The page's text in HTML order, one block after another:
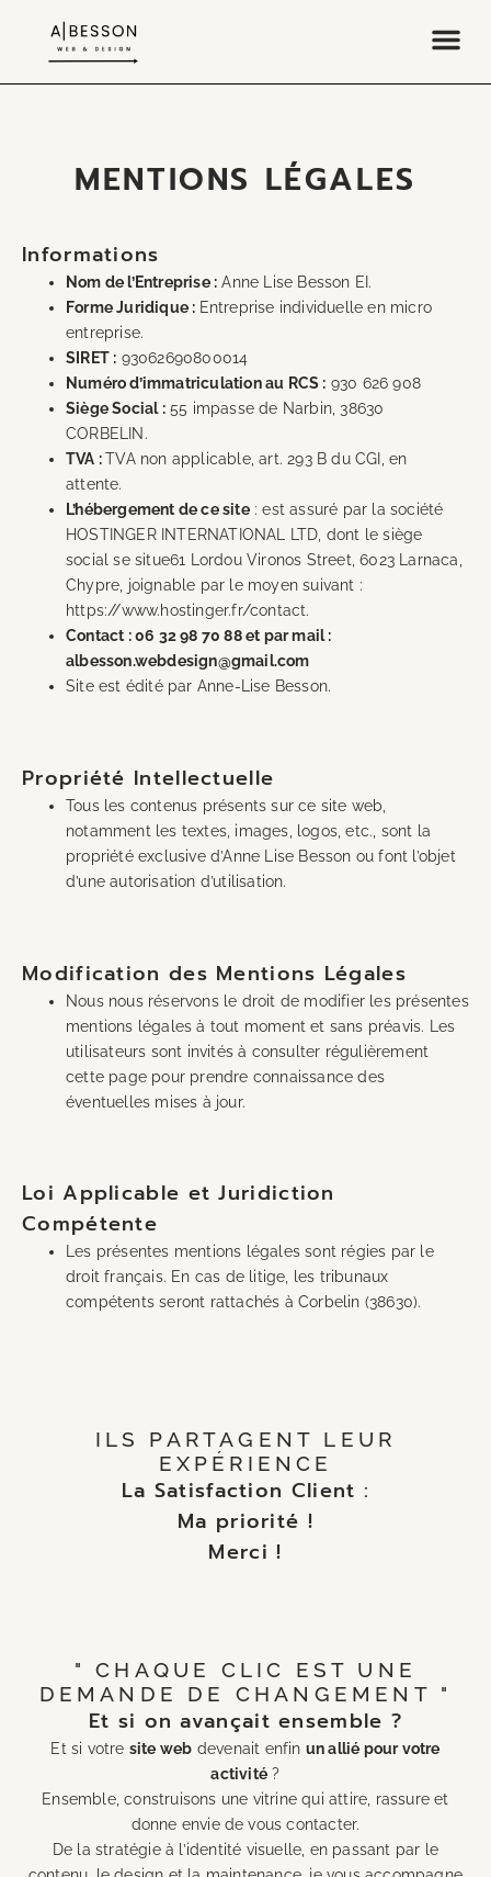
MENTIONS LÉGALES
Informations
Nom de l’Entreprise : Anne Lise Besson EI.
Forme Juridique : Entreprise individuelle en micro
entreprise.
SIRET : 93062690800014
Numéro d’immatriculation au RCS : 930 626 908
Siège Social :55 impasse de Narbin, 38630
CORBELIN.
TVA :TVA non applicable, art. 293 B du CGI, en
attente.
L’hébergement de ce site: est assuré par la société
HOSTINGER INTERNATIONAL LTD, dont le siège
social se situe61 Lordou Vironos Street, 6023 Larnaca,
Chypre, joignable par le moyen suivant :
https://www.hostinger.fr/contact.
Contact : 06 32 98 70 88 et par mail :
albesson.webdesign@gmail.com
Site est édité par Anne-Lise Besson.
Propriété Intellectuelle
Tous les contenus présents sur ce site web,
notamment les textes, images, logos, etc., sont la
propriété exclusive d’Anne Lise Besson ou font l’objet
d’une autorisation d’utilisation.
Modification des Mentions Légales
Nous nous réservons le droit de modifier les présentes
mentions légales à tout moment et sans préavis. Les
utilisateurs sont invités à consulter régulièrement
cette page pour prendre connaissance des
éventuelles mises à jour.
Loi Applicable et Juridiction
Compétente
Les présentes mentions légales sont régies par le
droit français. En cas de litige, les tribunaux
compétents seront rattachés à Corbelin (38630).
ILS PARTAGENT LEUR
EXPÉRIENCE
La Satisfaction Client :
Ma priorité !
Merci !
" CHAQUE CLIC EST UNE
DEMANDE DE CHANGEMENT "
Et si on avançait ensemble ?
Et si votre site web devenait enfin un allié pour votre
activité ?
Ensemble, construisons une vitrine qui attire, rassure et
donne envie de vous contacter.
De la stratégie à l’identité visuelle, en passant par le